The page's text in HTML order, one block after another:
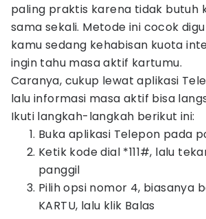
paling praktis karena tidak butuh
sama sekali. Metode ini cocok
kamu sedang kehabisan kuota
ingin tahu masa aktif kartumu.
Caranya, cukup lewat aplikasi
lalu informasi masa aktif bisa
Ikuti langkah-langkah berikut ini:
Buka aplikasi Telepon pada
Ketik kode dial *111#, lalu
panggil
Pilih opsi nomor 4, biasanya
KARTU, lalu klik Balas